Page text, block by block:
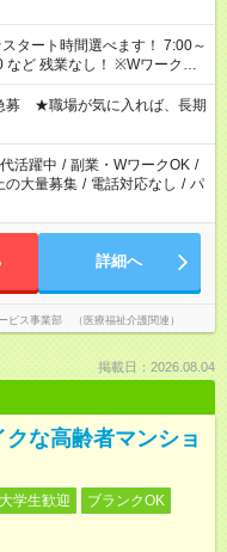
なし！ ※Wワークの
間超の就業はご案内できませ
勤務は社会保険への加入対象
派遣の原則禁止）により、
難しい場合があります
★職場が気に入れば、長期
活躍中 / 副業・WワークOK /
の大量募集 / 電話対応なし / パ
詳細へ
ビス事業部 （医療福祉介護関連）
掲載日：2026.08.04
な高齢者マンショ
大学生歓迎
ブランクOK